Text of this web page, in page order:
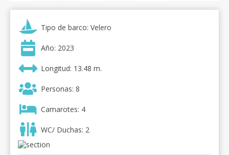
Tipo de barco: Velero
Año: 2023
Longitud: 13.48 m.
Personas: 8
Camarotes: 4
WC/ Duchas: 2